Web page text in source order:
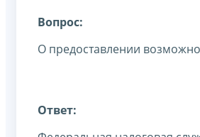
Вопрос:
О предоставлении
Ответ: